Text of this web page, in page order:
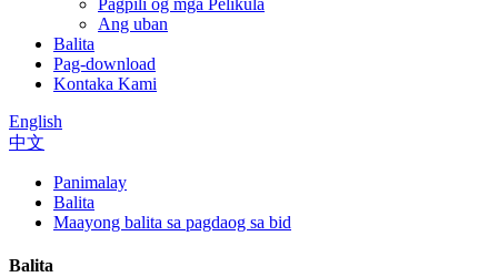
Pagpili og mga Pelikula
Ang uban
Balita
Pag-download
Kontaka Kami
English
中文
Panimalay
Balita
Maayong balita sa pagdaog sa bid
Balita